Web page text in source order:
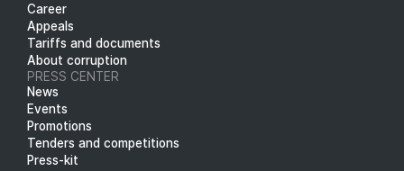
Career
Appeals
Tariffs and documents
About corruption
PRESS CENTER
News
Events
Promotions
Tenders and competitions
Press-kit